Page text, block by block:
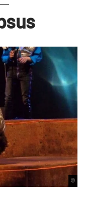
©